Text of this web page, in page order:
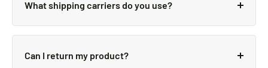
deliveries can take anywhere from 7-16 days.
Delivery details will be provided in your confirmation
What shipping carriers do you use?
We use all major carriers, and local courier partners.
checkout.
Can I return my product?